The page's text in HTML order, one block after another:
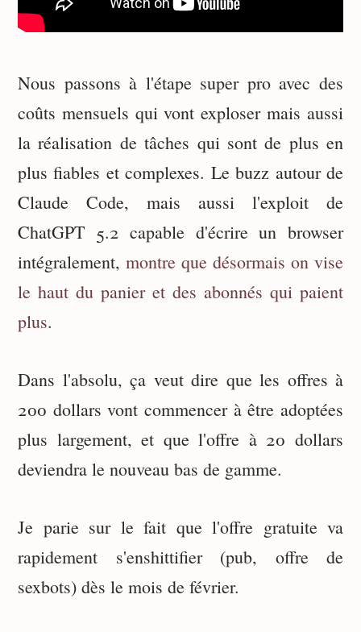
Nous passons à l'étape super pro avec des
coûts mensuels qui vont exploser mais aussi
la réalisation de tâches qui sont de plus en
plus fiables et complexes. Le buzz autour de
Claude Code, mais aussi l'exploit de
ChatGPT 5.2 capable d'écrire un browser
intégralement, montre que désormais on vise
le haut du panier et des abonnés qui paient
plus.
Dans l'absolu, ça veut dire que les offres à
200 dollars vont commencer à être adoptées
plus largement, et que l'offre à 20 dollars
deviendra le nouveau bas de gamme.
Je parie sur le fait que l'offre gratuite va
rapidement s'enshittifier (pub, offre de
sexbots) dès le mois de février.